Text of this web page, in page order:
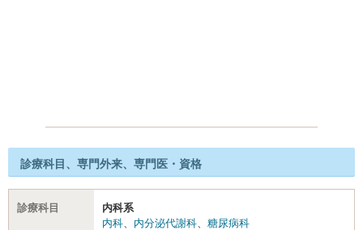
診療科目、専門外来、専門医・資格
診療科目
内科系
内科
内分泌代謝科 糖尿病科